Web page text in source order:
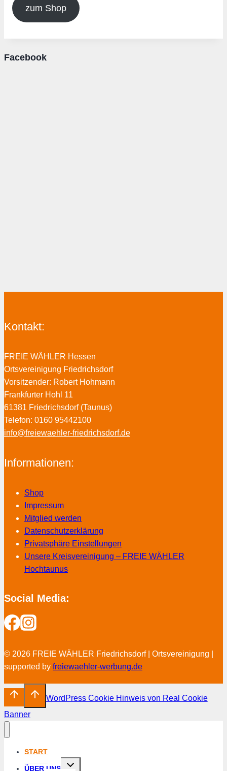
zum Shop
Facebook
Kontakt:
FREIE WÄHLER Hessen
Ortsvereinigung Friedrichsdorf
Vorsitzender: Robert Hohmann
Frankfurter Hohl 11
61381 Friedrichsdorf (Taunus)
Telefon: 0160 95442100
info@freiewaehler-friedrichsdorf.de
Informationen:
Shop
Impressum
Mitglied werden
Datenschutzerklärung
Privatsphäre Einstellungen
Unsere Kreisvereinigung – FREIE WÄHLER
Hochtaunus
Social Media:
© 2026 FREIE WÄHLER Friedrichsdorf | Ortsvereinigung |
supported by freiewaehler-werbung.de
WordPress Cookie Hinweis von Real Cookie
Banner
START
ÜBER UNS
Untermenü